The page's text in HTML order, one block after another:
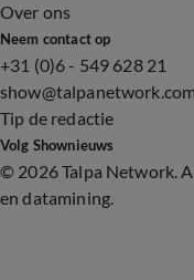
Over ons
Neem contact op
+31 (0)6 - 549 628 21
show@talpanetwork.com
Tip de redactie
Volg Shownieuws
© 2026 Talpa Network.
en datamining.